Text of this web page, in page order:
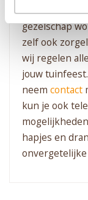
Met de juiste
gezelschap
zelf ook
wij regelen
jouw
neem contact
kun je ook
hapjes en
onvergetelijke